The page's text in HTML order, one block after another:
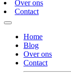
Over ons
Contact
Home
Blog
Over ons
Contact